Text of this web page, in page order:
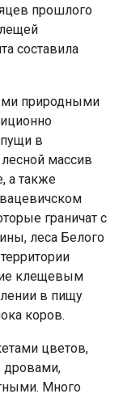
прошлого
составила
природными
в
массив
а также
граничат с
леса Белого
клещевым
в пищу
коров.
цветов,
дровами,
Много